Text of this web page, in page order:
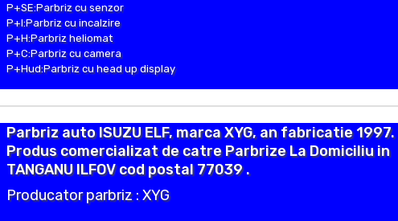
P+SE:Parbriz cu senzor
P+I:Parbriz cu incalzire
P+H:Parbriz heliomat
P+C:Parbriz cu camera
P+Hud:Parbriz cu head up display
Parbriz auto ISUZU ELF, marca XYG, an fabricatie 1997.
Produs comercializat de catre Parbrize La Domiciliu in
TANGANU ILFOV cod postal 77039 .
Producator parbriz : XYG